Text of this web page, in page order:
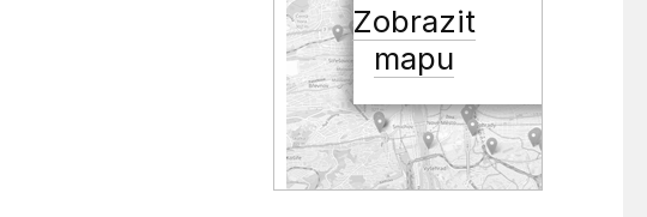
Zobrazit
mapu